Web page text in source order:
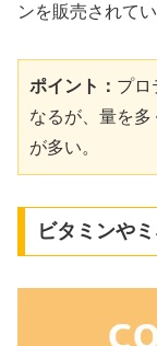
ンを販売されて
ポイント： プロ
なるが、量を多
が多い。
ビタミンや